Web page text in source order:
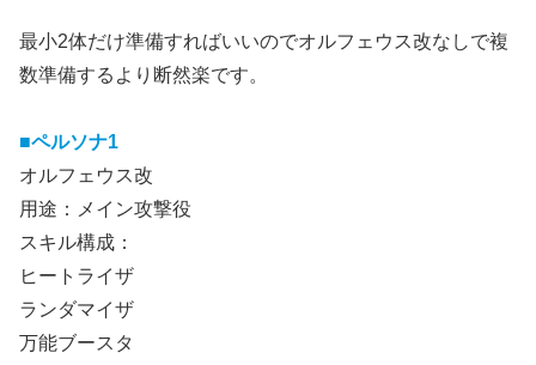
最小2体だけ準備すればいいのでオルフェウス改なしで複
数準備するより断然楽です。
■ペルソナ1
オルフェウス改
用途：メイン攻撃役
スキル構成：
ヒートライザ
ランダマイザ
万能ブースタ